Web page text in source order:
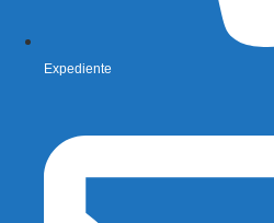
Expediente